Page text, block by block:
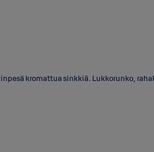
kromattua sinkkiä. Lukkorunko,